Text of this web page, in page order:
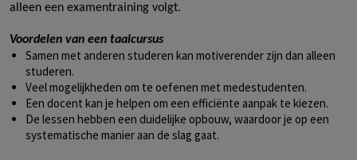
alleen een examentraining volgt.
Voordelen van een taalcursus
Samen met anderen studeren kan motiverender zijn dan alleen
studeren.
Veel mogelijkheden om te oefenen met medestudenten.
Een docent kan je helpen om een efficiënte aanpak te kiezen.
De lessen hebben een duidelijke opbouw, waardoor je op een
systematische manier aan de slag gaat.